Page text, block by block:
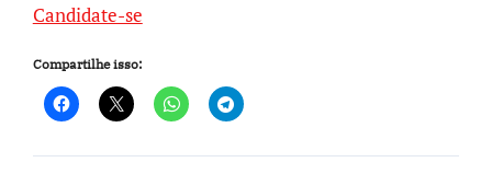
Candidate-se
Compartilhe isso: